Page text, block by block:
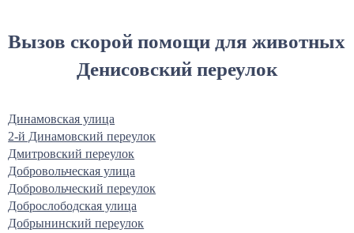
Вызов скорой помощи для животных
Денисовский переулок
Динамовская улица
2-й Динамовский переулок
Дмитровский переулок
Добровольческая улица
Добровольческий переулок
Доброслободская улица
Добрынинский переулок